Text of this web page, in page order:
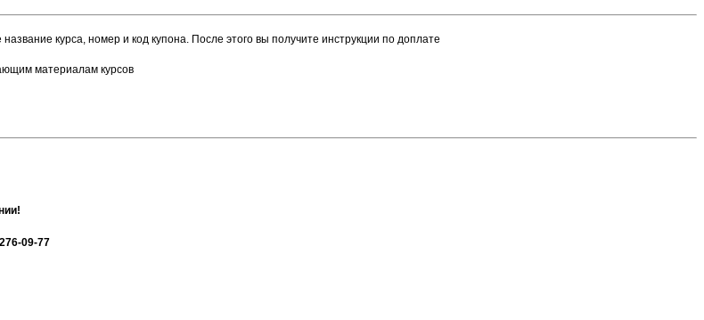
название курса, номер и код купона. После этого вы получите инструкции по доплате
материалам курсов
09-77